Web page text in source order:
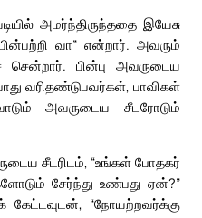
அமர்ந்திருந்ததை இயேசு
வா” என்றார். அவரும்
சென்றார். பின்பு அவருடைய
வரிதண்டுபவர்கள், பாவிகள்
அவருடைய சீடரோடும்
சீடரிடம், “உங்கள் போதகர்
சேர்ந்து உண்பது ஏன்?”
“நோயற்றவர்க்கு